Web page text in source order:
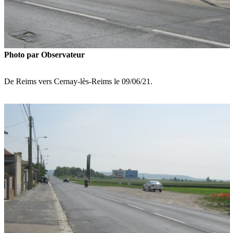
Photo par Observateur
De Reims vers Cernay-lès-Reims le 09/06/21.